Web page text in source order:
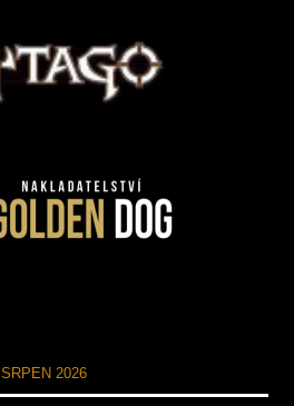
SRPEN 2026